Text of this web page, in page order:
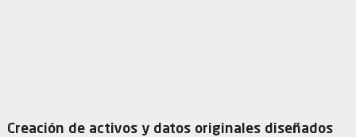
Creación de activos y datos originales diseñados